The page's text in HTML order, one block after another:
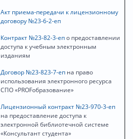
Акт приема-передачи к лицензионному
договору №23-6-2-еп
Контракт №23-82-3-епо предоставлении
доступа к учебным электронным
изданиям
Договор №23-823-7-епна право
использования электронного ресурса
СПО «PROFобразование»
Лицензионный контракт №23-970-3-еп
на предоставление доступа к
электронной библиотечной системе
«Консультант студента»